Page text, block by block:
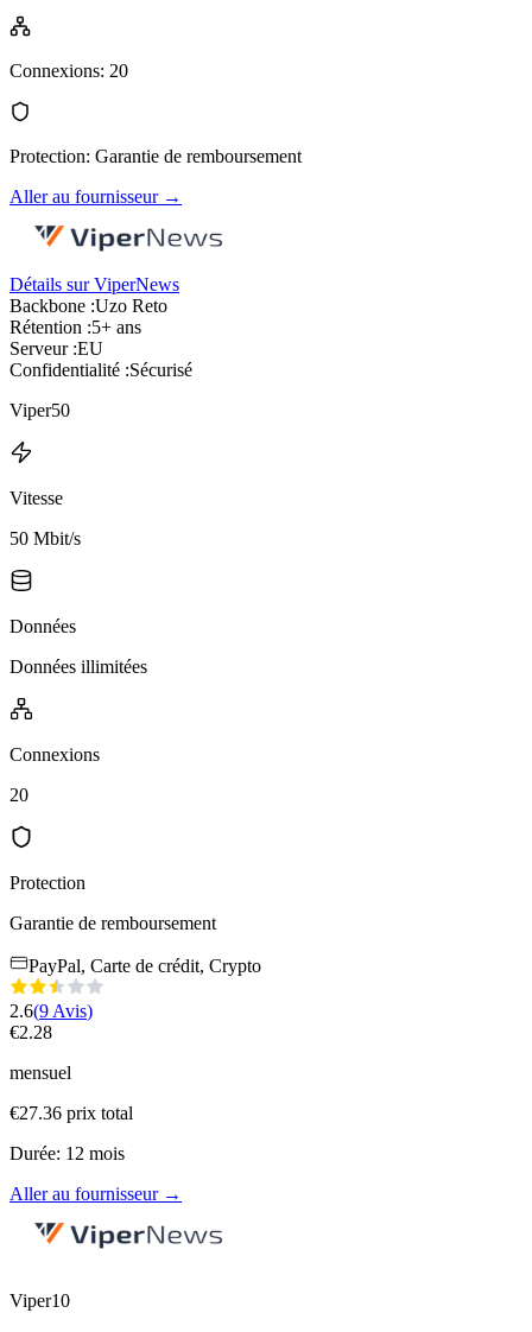
Connexions: 20
Protection: Garantie de remboursement
Aller au fournisseur→
Détails sur ViperNews
Backbone :Uzo Reto
Rétention :5+ ans
Serveur :EU
Confidentialité :Sécurisé
Viper50
Vitesse
50 Mbit/s
Données
Données illimitées
Connexions
20
Protection
Garantie de remboursement
PayPal, Carte de crédit, Crypto
2.6(9 Avis)
€2.28
mensuel
€27.36 prix total
Durée: 12 mois
Aller au fournisseur→
Viper10